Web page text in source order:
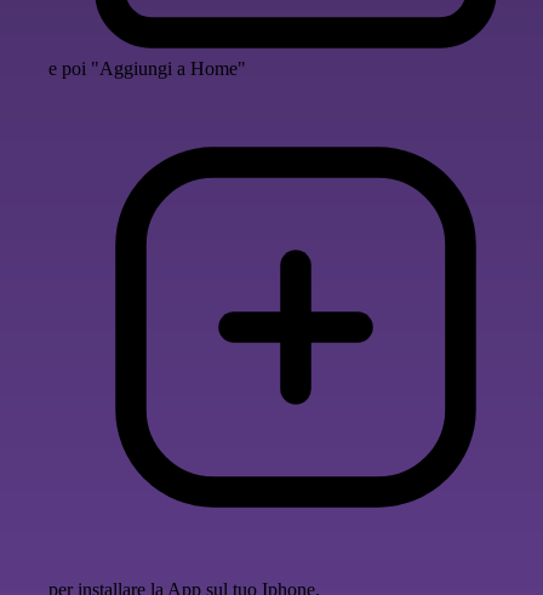
e poi "Aggiungi a Home"
per installare la App sul tuo Iphone.